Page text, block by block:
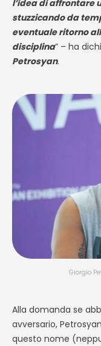
l’idea di affrontare
stuzzicando da
eventuale ritorno
disciplina” – ha
Petrosyan.
Giorgio
Alla domanda se
avversario,
questo nome